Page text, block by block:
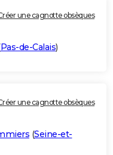
une cagnotte obsèques
Pas-de-Calais)
une cagnotte obsèques
(Seine-et-